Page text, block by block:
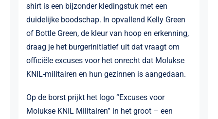
shirt is een bijzonder kledingstuk met een
duidelijke boodschap. In opvallend Kelly Green
of Bottle Green, de kleur van hoop en erkenning,
draag je het burgerinitiatief uit dat vraagt om
officiële excuses voor het onrecht dat Molukse
KNIL-militairen en hun gezinnen is aangedaan.
Op de borst prijkt het logo “Excuses voor
Molukse KNIL Militairen” in het groot – een